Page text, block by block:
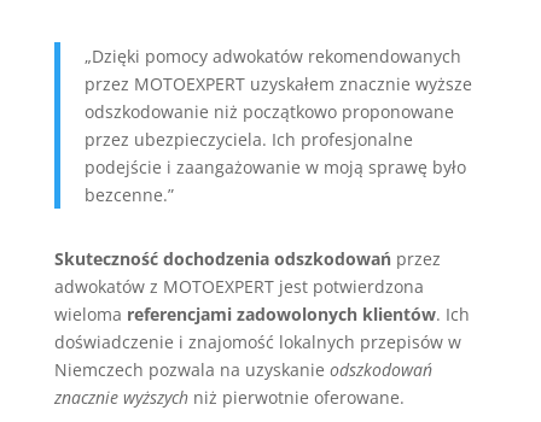
„Dzięki pomocy adwokatów rekomendowanych
przez MOTOEXPERT uzyskałem znacznie wyższe
odszkodowanie niż początkowo proponowane
przez ubezpieczyciela. Ich profesjonalne
podejście i zaangażowanie w moją sprawę było
bezcenne.”
Skuteczność dochodzenia odszkodowańprzez
adwokatów z MOTOEXPERT jest potwierdzona
wieloma referencjami zadowolonych klientów. Ich
doświadczenie i znajomość lokalnych przepisów w
Niemczech pozwala na uzyskanie odszkodowań
znacznie wyższychniż pierwotnie oferowane.